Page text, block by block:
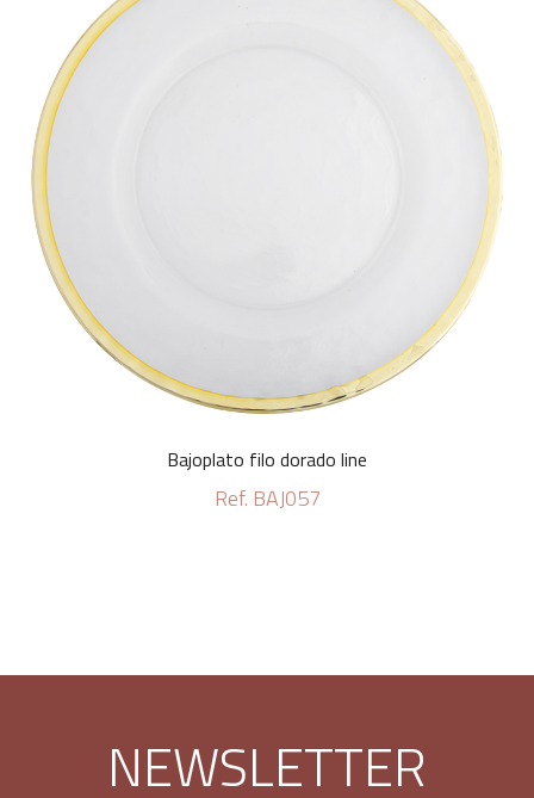
Bajoplato filo dorado line
Ref. BAJ057
NEWSLETTER